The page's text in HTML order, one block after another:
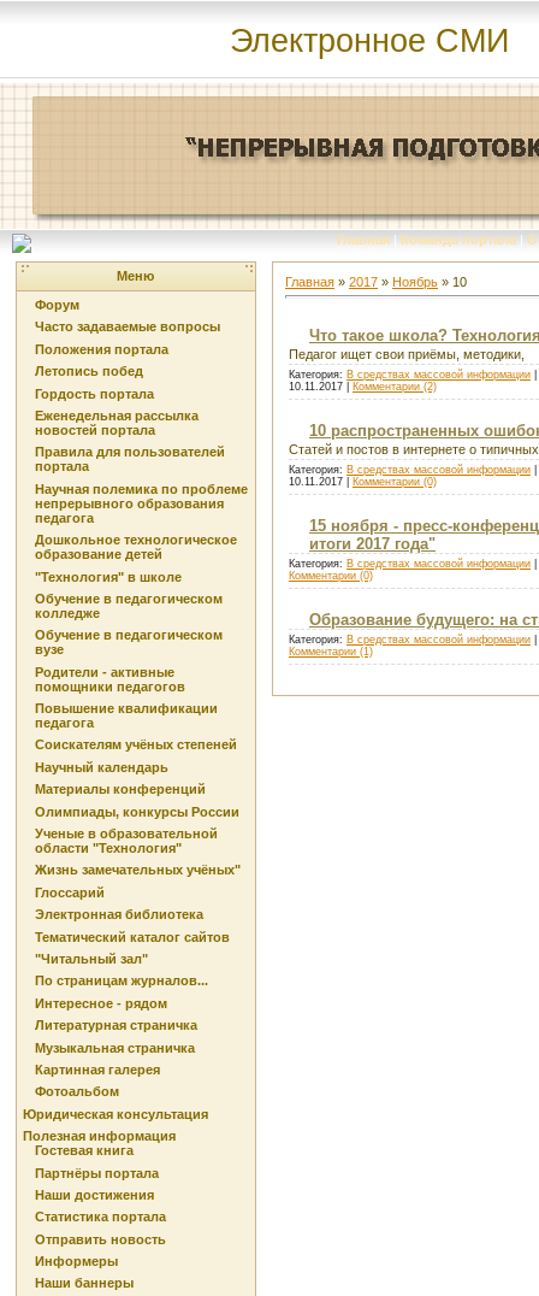
Электронное СМИ
Главная | Команда портала | О
Меню
Форум
Часто задаваемые вопросы
Положения портала
Летопись побед
Гордость портала
Еженедельная рассылка
новостей портала
Правила для пользователей
портала
Научная полемика по проблеме
непрерывного образования
педагога
Дошкольное технологическое
образование детей
"Технология" в школе
Обучение в педагогическом
колледже
Обучение в педагогическом
вузе
Родители - активные
помощники педагогов
Повышение квалификации
педагога
Соискателям учёных степеней
Научный календарь
Материалы конференций
Олимпиады, конкурсы России
Ученые в образовательной
области "Технология"
Жизнь замечательных учёных"
Глоссарий
Электронная библиотека
Тематический каталог сайтов
"Читальный зал"
По страницам журналов...
Интересное - рядом
Литературная страничка
Музыкальная страничка
Картинная галерея
Фотоальбом
Юридическая консультация
Полезная информация
Гостевая книга
Партнёры портала
Наши достижения
Статистика портала
Отправить новость
Информеры
Наши баннеры
Главная » 2017 » Ноябрь » 10
Что такое школа?
Педагог ищет свои приёмы, методики,
Категория: В средствах массовой информации
10.11.2017
Комментарии (2)
10 распространенных
Статей и постов в интернете о
Категория: В средствах массовой информации
10.11.2017
Комментарии (0)
15 ноября - пресс-
итоги 2017 года"
Категория: В средствах массовой информации
Комментарии (0)
Образование будущего: на
Категория: В средствах массовой информации
Комментарии (1)